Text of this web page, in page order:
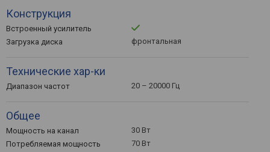
Конструкция
Встроенный усилитель
Загрузка диска
фронтальная
Технические хар-ки
Диапазон частот 20 – 20000 Гц
Общее
Мощность на канал
30 Вт
Потребляемая мощность
70 Вт